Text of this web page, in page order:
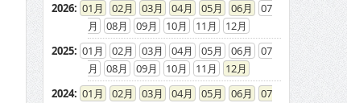
2026: 01 02 03 04 05 06
07
08
09 10 11
12
2025: 01 02 03 04 05 06
07
08
09 10 11
12
2024: 01 02 03 04 05 06
07